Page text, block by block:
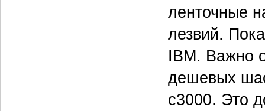
ленточные
лезвий.
IBM. Важно
дешевых
c3000. Это